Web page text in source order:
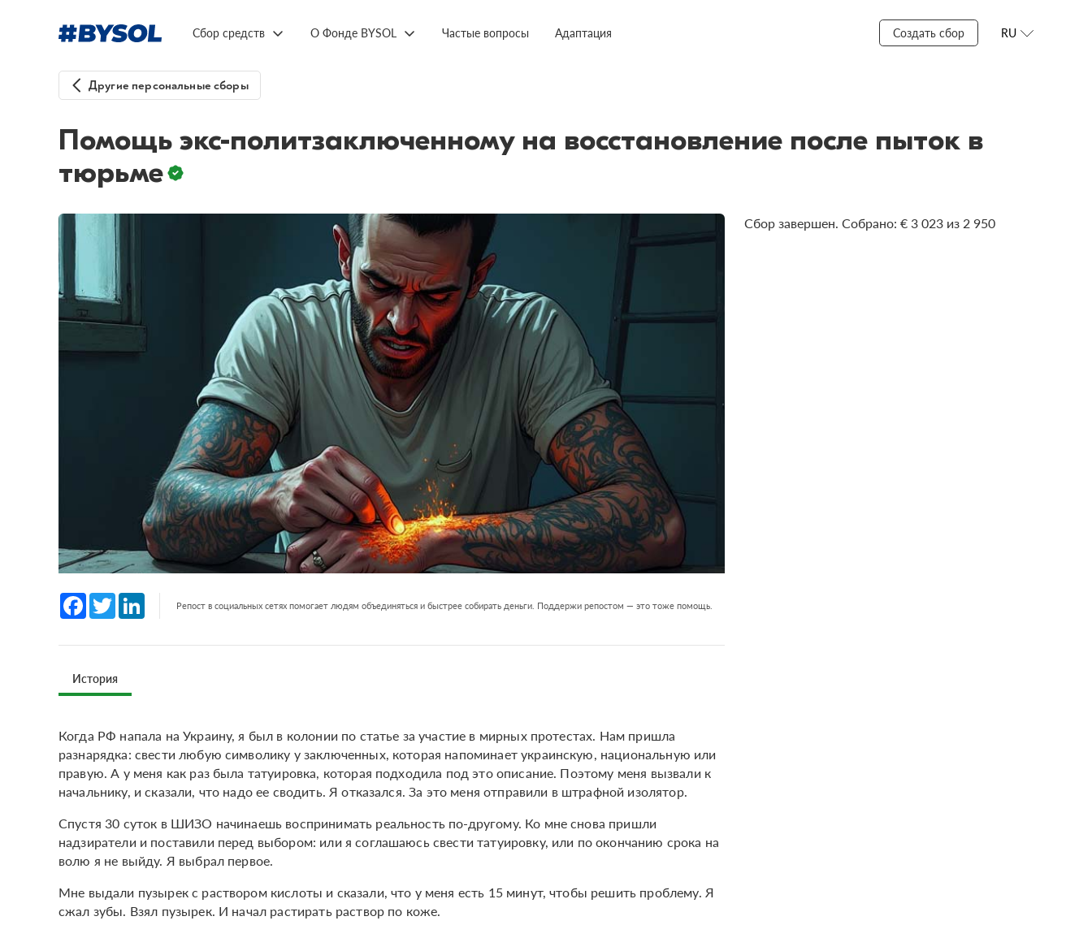
Сбор средств О Фонде BYSOL Частые вопросы Адаптация Создать сбор RU
Другие персональные сборы
Помощь экс-политзаключенному на восстановление после пыток в
тюрьме
Facebook
Twitter LinkedInРепост в социальных сетях помогает людям объединяться и быстрее собирать деньги. Поддержи репостом — это тоже помощь.
История
Когда РФ напала на Украину, я был в колонии по статье за участие в мирных протестах. Нам пришла
разнарядка: свести любую символику у заключенных, которая напоминает украинскую, национальную или
правую. А у меня как раз была татуировка, которая подходила под это описание. Поэтому меня вызвали к
начальнику, и сказали, что надо ее сводить. Я отказался. За это меня отправили в штрафной изолятор.
Спустя 30 суток в ШИЗО начинаешь воспринимать реальность по-другому. Ко мне снова пришли
надзиратели и поставили перед выбором: или я соглашаюсь свести татуировку, или по окончанию срока на
волю я не выйду. Я выбрал первое.
Мне выдали пузырек с раствором кислоты и сказали, что у меня есть 15 минут, чтобы решить проблему. Я
сжал зубы. Взял пузырек. И начал растирать раствор по коже.
Сбор завершен. Собрано: € 3 023 из 2 950